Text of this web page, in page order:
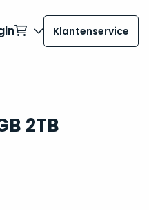
Klantenservice
2TB